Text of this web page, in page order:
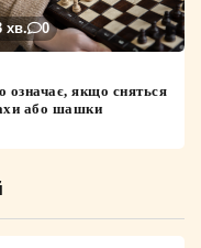
хв. 0
означає, якщо сняться
або шашки